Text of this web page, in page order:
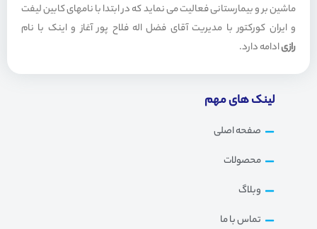
ماشین بر و بیمارستانی فعالیت می نماید که در ابتدا با نامهای کابین لیفت
و ایران کورکتور با مدیریت آقای فضل اله فلاح پور آغاز و اینک با نام
رازیادامه دارد.
لینک های مهم
صفحه اصلی
محصولات
وبلاگ
تماس با ما